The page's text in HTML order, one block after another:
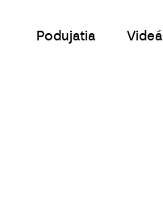
Podujatia Videá